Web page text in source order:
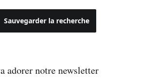
Sauvegarder la recherche
adorer notre newsletter